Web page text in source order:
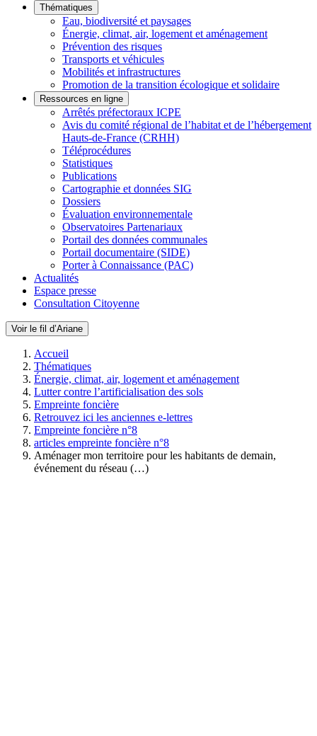
Thématiques
Eau, biodiversité et paysages
Énergie, climat, air, logement et aménagement
Prévention des risques
Transports et véhicules
Mobilités et infrastructures
Promotion de la transition écologique et solidaire
Ressources en ligne
Arrêtés préfectoraux ICPE
Avis du comité régional de l’habitat et de l’hébergement
Hauts-de-France (CRHH)
Téléprocédures
Statistiques
Publications
Cartographie et données SIG
Dossiers
Évaluation environnementale
Observatoires Partenariaux
Portail des données communales
Portail documentaire (SIDE)
Porter à Connaissance (PAC)
Actualités
Espace presse
Consultation Citoyenne
Voir le fil d’Ariane
Accueil
Thématiques
Énergie, climat, air, logement et aménagement
Lutter contre l’artificialisation des sols
Empreinte foncière
Retrouvez ici les anciennes e-lettres
Empreinte foncière n°8
articles empreinte foncière n°8
Aménager mon territoire pour les habitants de demain,
événement du réseau (…)